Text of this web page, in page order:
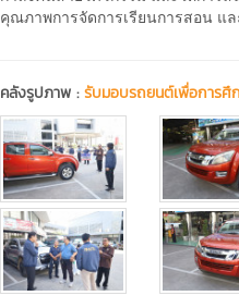
คุณภาพการจัดการเรียนการสอน
คลังรูปภาพ :รับมอบรถยนต์เพื่อการศึ